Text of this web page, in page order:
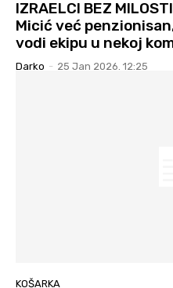
IZRAELCI BEZ
Micić već
vodi ekipu u nekoj
Darko - 25 Jan 2026. 12:25
KOŠARKA